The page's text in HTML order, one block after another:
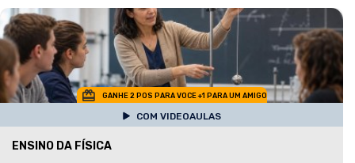
GANHE 2 POS PARA VOCE +1 PARA UM AMIGO
COM VIDEOAULAS
ENSINO DA FÍSICA